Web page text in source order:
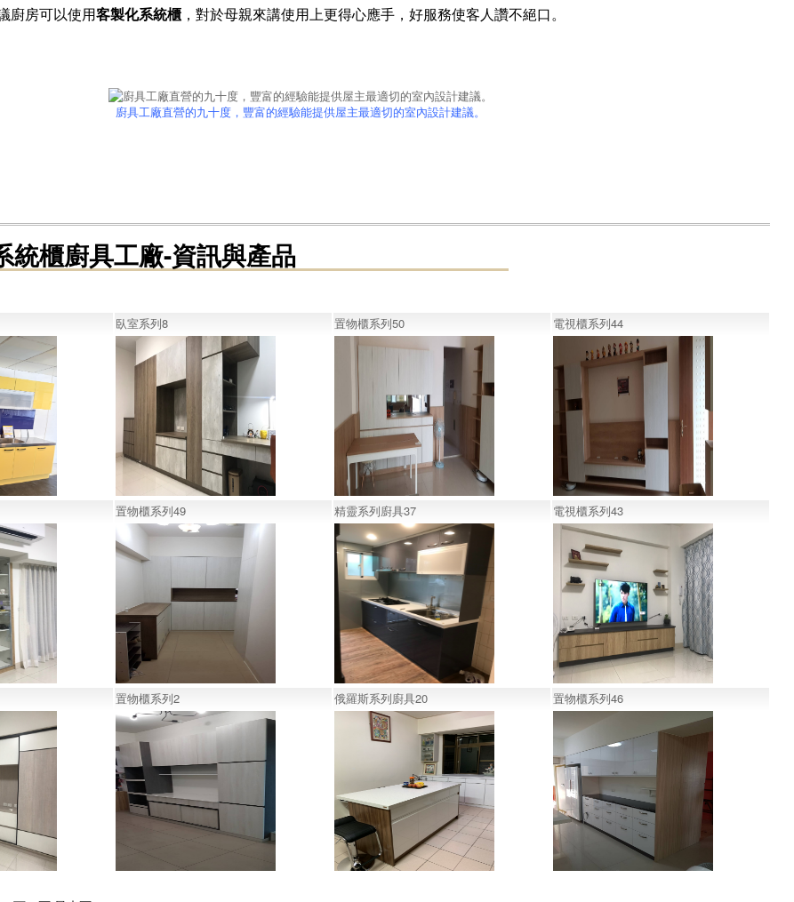
廚房可以使用客製化系統櫃 ，對於母親來講使用上更得心應手，好服務使客人讚不絕口。
廚具工廠直營的九十度，豐富的經驗能提供屋主最適切的室內設計建議。
統櫃廚具工廠-資訊與產品
臥室系列8 置物櫃系列50 電視櫃系列44
置物櫃系列49 精靈系列廚具37 電視櫃系列43
置物櫃系列2 俄羅斯系列廚具20 置物櫃系列46